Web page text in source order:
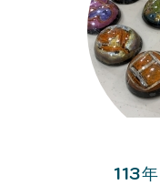
113